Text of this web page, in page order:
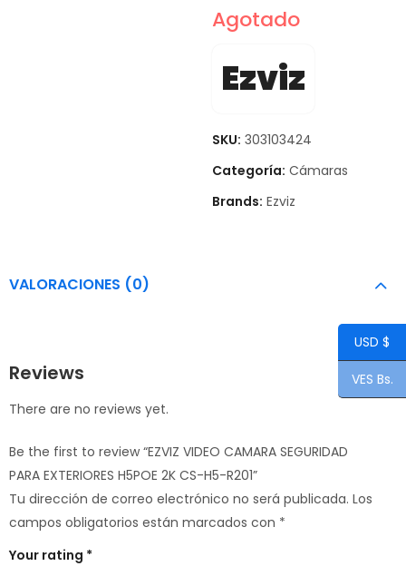
Agotado
Ezviz
SKU: 303103424
Categoría: Cámaras
Brands: Ezviz
VALORACIONES (0)
Reviews
There are no reviews yet.
Be the first to review “EZVIZ VIDEO CAMARA SEGURIDAD
PARA EXTERIORES H5POE 2K CS-H5-R201”
Tu dirección de correo electrónico no será publicada. Los
campos obligatorios están marcados con *
Your rating *
USD $
VES Bs.